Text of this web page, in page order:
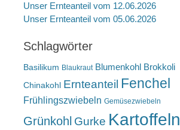
Unser Ernteanteil vom 12.06.2026
Unser Ernteanteil vom 05.06.2026
Schlagwörter
Basilikum Blaukraut Blumenkohl Brokkoli
Chinakohl Ernteanteil Fenchel
Frühlingszwiebeln Gemüsezwiebeln
Grünkohl Gurke Kartoffeln